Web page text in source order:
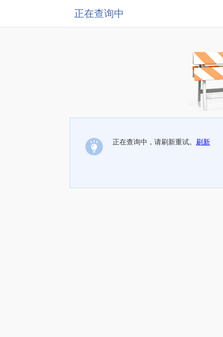
正在查询中
正在查询中，请刷新重试。 刷新